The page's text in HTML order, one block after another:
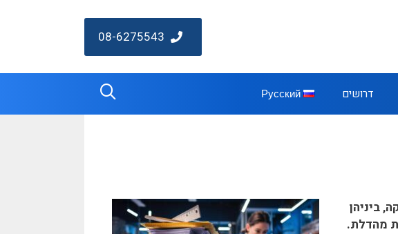
08-6275543
דרושים Русский
ביניהן
מהדלת.